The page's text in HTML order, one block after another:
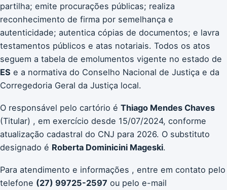
partilha; emite procurações públicas; realiza
reconhecimento de firma por semelhança e
autenticidade; autentica cópias de documentos; e lavra
testamentos públicos e atas notariais. Todos os atos
seguem a tabela de emolumentos vigente no estado de
ES e a normativa do Conselho Nacional de Justiça e da
Corregedoria Geral da Justiça local.
O responsável pelo cartório é Thiago Mendes Chaves
(Titular) , em exercício desde 15/07/2024, conforme
atualização cadastral do CNJ para 2026. O substituto
designado é Roberta Dominicini Mageski.
Para atendimento e informações , entre em contato pelo
telefone (27) 99725-2597 ou pelo e-mail